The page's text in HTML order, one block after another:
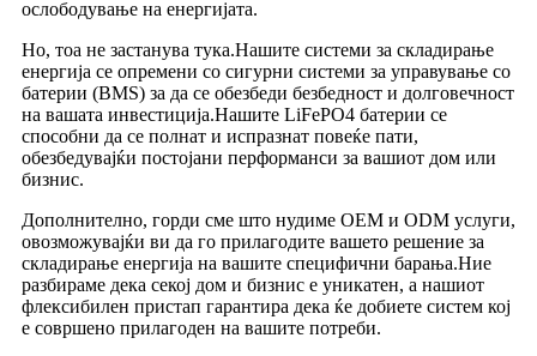
ослободување на енергијата.
Но, тоа не застанува тука.Нашите системи за складирање
енергија се опремени со сигурни системи за управување со
батерии (BMS) за да се обезбеди безбедност и долговечност
на вашата инвестиција.Нашите LiFePO4 батерии се
способни да се полнат и испразнат повеќе пати,
обезбедувајќи постојани перформанси за вашиот дом или
бизнис.
Дополнително, горди сме што нудиме OEM и ODM услуги,
овозможувајќи ви да го прилагодите вашето решение за
складирање енергија на вашите специфични барања.Ние
разбираме дека секој дом и бизнис е уникатен, а нашиот
флексибилен пристап гарантира дека ќе добиете систем кој
е совршено прилагоден на вашите потреби.